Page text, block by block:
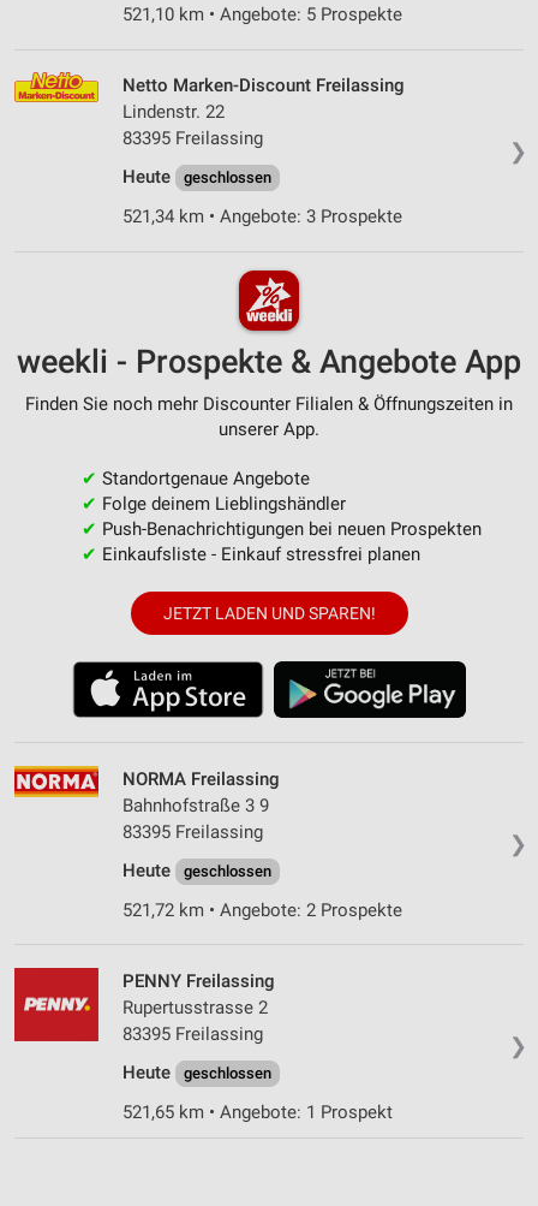
521,10 km • Angebote: 5 Prospekte
❯
Netto Marken-Discount Freilassing
Lindenstr. 22
83395 Freilassing
Heute
geschlossen
521,34 km • Angebote: 3 Prospekte
weekli - Prospekte & Angebote App
Finden Sie noch mehr Discounter Filialen & Öffnungszeiten in
unserer App.
✔ Standortgenaue Angebote
✔ Folge deinem Lieblingshändler
✔ Push-Benachrichtigungen bei neuen Prospekten
✔ Einkaufsliste - Einkauf stressfrei planen
JETZT LADEN UND SPAREN!
❯
NORMA Freilassing
Bahnhofstraße 3 9
83395 Freilassing
Heute
geschlossen
521,72 km • Angebote: 2 Prospekte
❯
PENNY Freilassing
Rupertusstrasse 2
83395 Freilassing
Heute
geschlossen
521,65 km • Angebote: 1 Prospekt